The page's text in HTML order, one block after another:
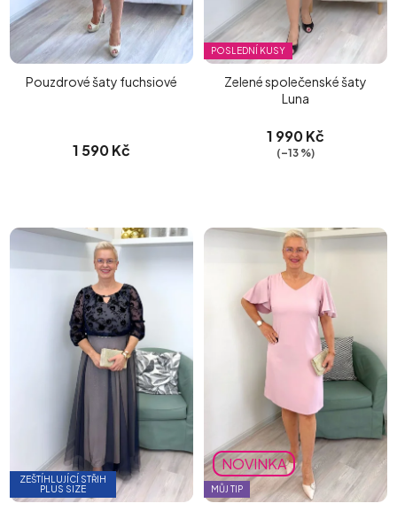
Pouzdrové šaty fuchsiové
1 590 Kč
POSLEDNÍ KUSY
Zelené společenské šaty
Luna
1 990 Kč
(–13 %)
ZEŠTÍHLUJÍCÍ STŘIH
PLUS SIZE
NOVINKA
MŮJ TIP